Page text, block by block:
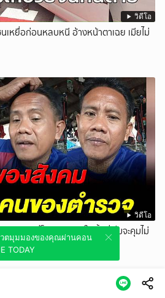
วิดีโอ
เหยื่อก่อนหลบหนี อ้างหน้าตาเฉย เมียไม่
วิดีโอ
วจ แต่ที่โดนจับเพราะในพื้นที่เริ่มจะคุมไม่
นคอนเทนต์นี้บน
ตมุมมองของคุณผ่านคอน
TODAY